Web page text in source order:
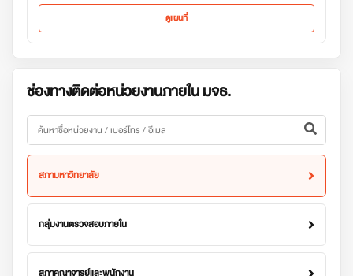
ดูแผนที่
ช่องทางติดต่อหน่วยงานภายใน มจธ.
สภามหาวิทยาลัย
กลุ่มงานตรวจสอบภายใน